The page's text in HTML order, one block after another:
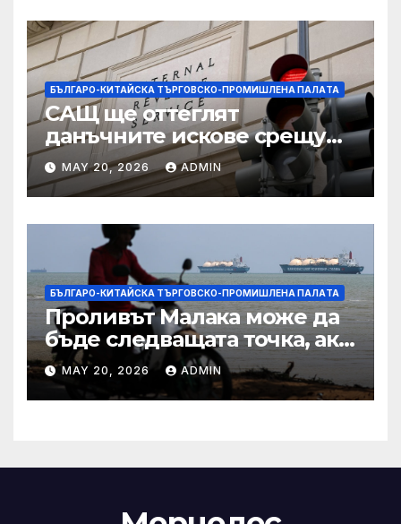
БЪЛГАРО-КИТАЙСКА ТЪРГОВСКО-ПРОМИШЛЕНА ПАЛAТА
САЩ ще оттеглят
данъчните искове срещу
Тръмп „завинаги“ в
сделката за съдебно дело с
IRS
MAY 20, 2026 ADMIN
БЪЛГАРО-КИТАЙСКА ТЪРГОВСКО-ПРОМИШЛЕНА ПАЛAТА
Проливът Малака може да
бъде следващата точка, ако
Азия не внимава
MAY 20, 2026 ADMIN